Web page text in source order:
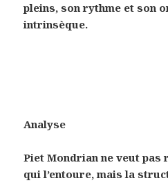
pleins, son rythme et son
intrinsèque.
Analyse
Piet Mondrian ne veut pas
qui l’entoure, mais la